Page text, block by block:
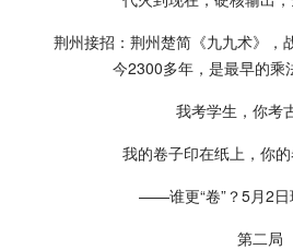
荆州接招：荆州楚简《九九术》，
今2300多年，是最早的乘
我考学生，你考
我的卷子印在纸上，你的
——谁更“卷”？5月2日
第二局